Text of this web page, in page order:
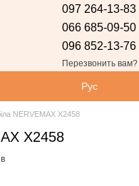
097 264-13-83
066 685-09-50
096 852-13-76
Перезвонить вам?
Рус
NERVEMAX Х2458
Х2458